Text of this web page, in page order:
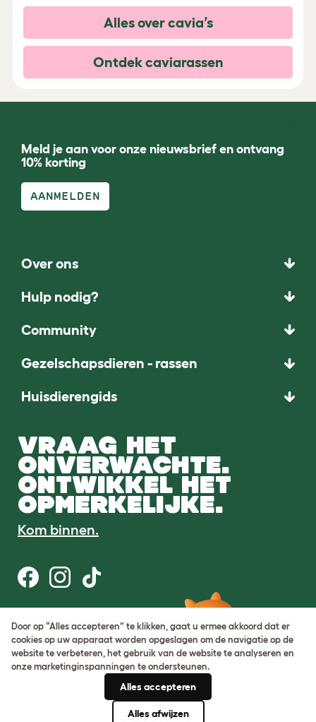
Alles over cavia’s
Ontdek caviarassen
Meld je aan voor onze nieuwsbrief en ontvang
10% korting
AANMELDEN
Over ons
Hulp nodig?
Community
Gezelschapsdieren - rassen
Huisdierengids
VRAAG HET
ONVERWACHTE.
ONTWIKKEL HET
OPMERKELIJKE.
Kom binnen.
Gebruiksvoorwaarden
Cookie & privacybeleid
Cookie Settings
BTW-nummer: DE317631106
Door op “Alles accepteren” te klikken, gaat u ermee akkoord dat er
cookies op uw apparaat worden opgeslagen om de navigatie op de
website te verbeteren, het gebruik van de website te analyseren en
onze marketinginspanningen te ondersteunen.
Alles accepteren
Alles afwijzen